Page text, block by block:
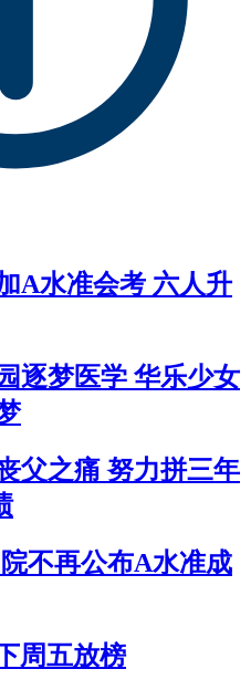
A水准会考 六人升
逐梦医学 华乐少女
父之痛 努力拼三年
不再公布A水准成
周五放榜